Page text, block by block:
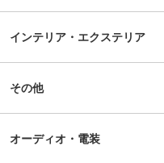
インテリア・エクステリア
その他
オーディオ・電装